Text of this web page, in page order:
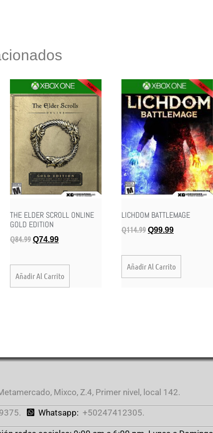
THE ELDER SCROLL ONLINE
GOLD EDITION
Q84.99 Q74.99
Añadir Al Carrito
LICHDOM BATTLEMAGE
Q114.99 Q99.99
Añadir Al Carrito
Mixco, Z.4, Primer nivel, local 142.
Whatsapp: +50247412305.